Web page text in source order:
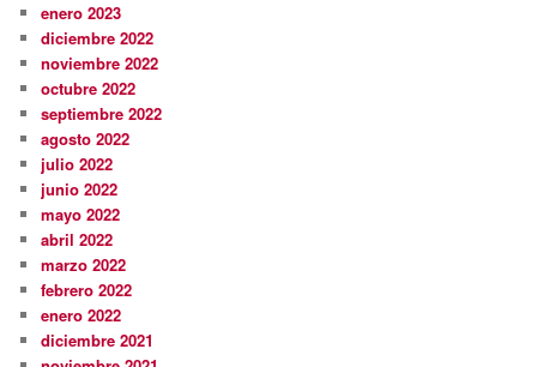
enero 2023
diciembre 2022
noviembre 2022
octubre 2022
septiembre 2022
agosto 2022
julio 2022
junio 2022
mayo 2022
abril 2022
marzo 2022
febrero 2022
enero 2022
diciembre 2021